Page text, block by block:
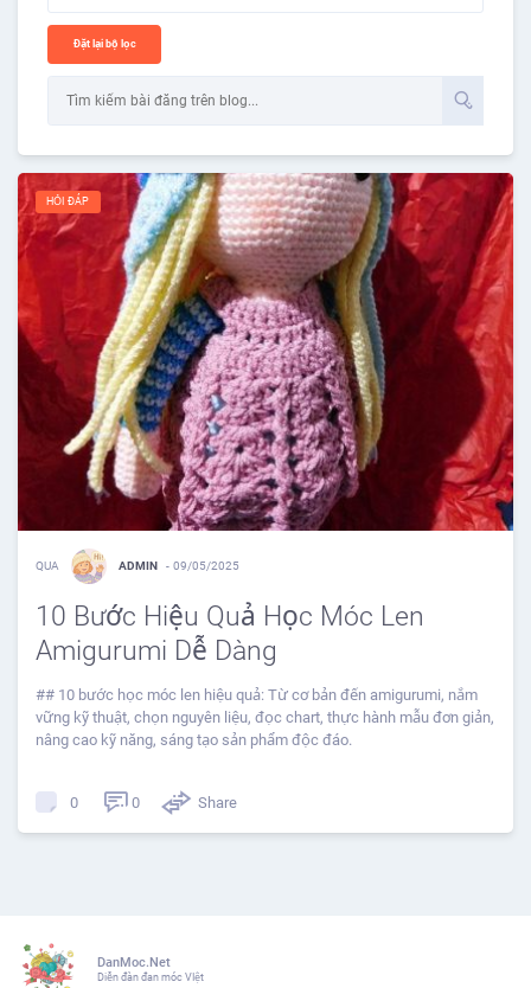
Đặt lại bộ lọc
HỎI ĐÁP
QUA ADMIN - 09/05/2025
10 Bước Hiệu Quả Học Móc Len
Amigurumi Dễ Dàng
## 10 bước học móc len hiệu quả: Từ cơ bản đến amigurumi, nắm
vững kỹ thuật, chọn nguyên liệu, đọc chart, thực hành mẫu đơn giản,
nâng cao kỹ năng, sáng tạo sản phẩm độc đáo.
0 0 Share
DanMoc.Net
Diễn đàn đan móc VIệt